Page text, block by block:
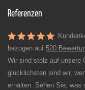
Referenzen
bezogen auf 520
Wir sind stolz auf unsere
glücklichsten sind wir,
erhalten. Sehen Sie, was